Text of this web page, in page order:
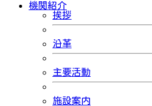
機関紹介
挨拶
沿革
主要活動
施設案内